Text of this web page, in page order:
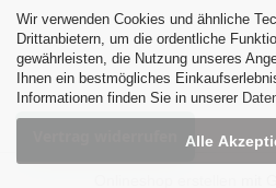
Wir verwenden Cookies und ähnliche
Drittanbietern, um die ordentliche
gewährleisten, die Nutzung unseres
Ihnen ein bestmögliches
Informationen finden Sie in unserer
Alle